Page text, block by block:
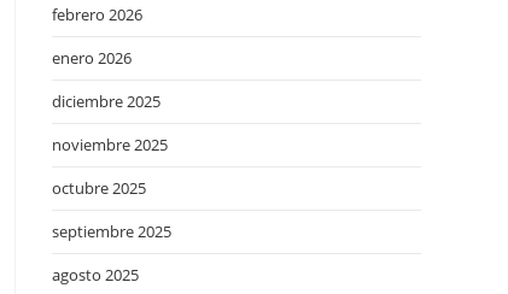
febrero 2026
enero 2026
diciembre 2025
noviembre 2025
octubre 2025
septiembre 2025
agosto 2025